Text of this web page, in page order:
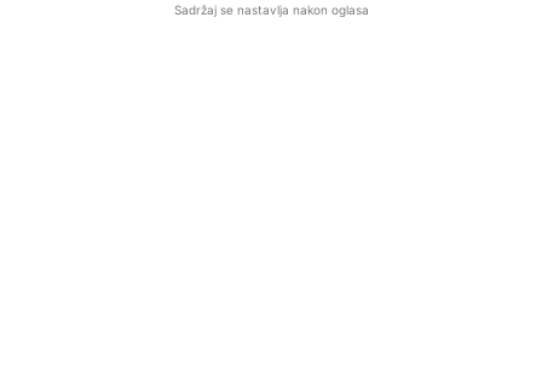
Sadržaj se nastavlja nakon oglasa